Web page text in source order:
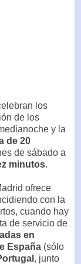
los
de los
y la
de 20
de sábado a
minutos.
ofrece
con la
cuando hay
de servicio de
en
España (sólo
, junto